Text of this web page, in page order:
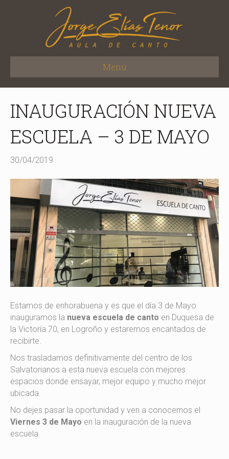
Menú
INAUGURACIÓN NUEVA
ESCUELA – 3 DE MAYO
30/04/2019
Estamos de enhorabuena y es que el día 3 de Mayo
inauguramos la nueva escuela de canto en Duquesa de
la Victoría 70, en Logroño y estaremos encantados de
recibirte.
Nos trasladamos definitivamente del centro de los
Salvatorianos a esta nueva escuela con mejores
espacios donde ensayar, mejor equipo y mucho mejor
ubicada.
No dejes pasar la oportunidad y ven a conocernos el
Viernes 3 de Mayo en la inauguración de la nueva
escuela.